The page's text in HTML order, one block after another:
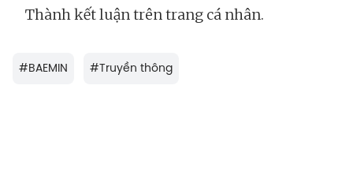
Thành kết luận trên trang cá nhân.
#BAEMIN #Truyền thông